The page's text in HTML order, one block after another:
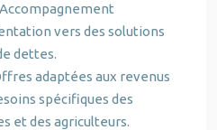
Accompagnement
vers des solutions
dettes.
adaptées aux revenus
spécifiques des
et des agriculteurs.